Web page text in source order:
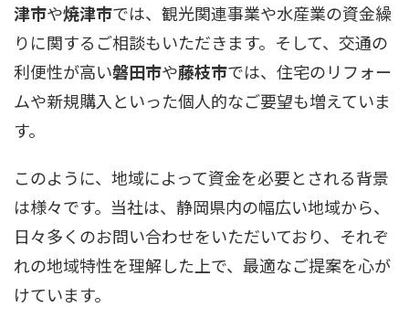
津市や焼津市では、観光関連事業や水産業の資金繰
りに関するご相談もいただきます。そして、交通の
利便性が高い磐田市や藤枝市では、住宅のリフォー
ムや新規購入といった個人的なご要望も増えていま
す。
このように、地域によって資金を必要とされる背景
は様々です。当社は、静岡県内の幅広い地域から、
日々多くのお問い合わせをいただいており、それぞ
れの地域特性を理解した上で、最適なご提案を心が
けています。